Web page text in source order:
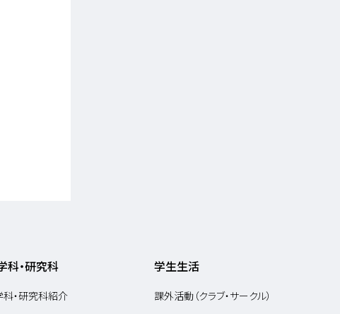
科・研究科
・研究科紹介
学生生活
課外活動（クラブ・サークル）